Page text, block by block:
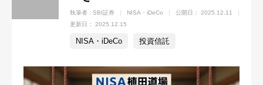
執筆者 : SBI証券 NISA・iDeCo 公開日：
2025.12.11
更新日：
2025.12.15
NISA・iDeCo 投資信託